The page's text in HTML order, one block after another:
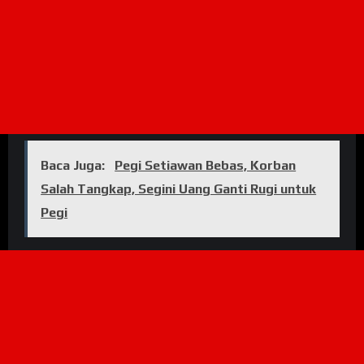
Baca Juga:
Pegi Setiawan Bebas, Korban
Salah Tangkap, Segini Uang Ganti Rugi untuk
Pegi